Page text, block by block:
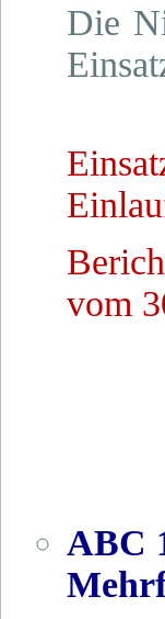
Die
vom
ABC